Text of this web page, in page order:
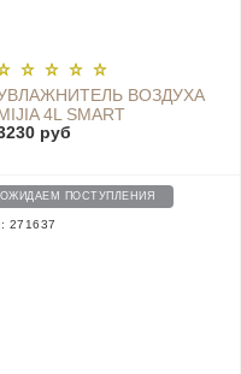
ВОЗДУХА
4L SMART
MJJSQ04DY,
руб
ОЖИДАЕМ ПОСТУПЛЕНИЯ
271637